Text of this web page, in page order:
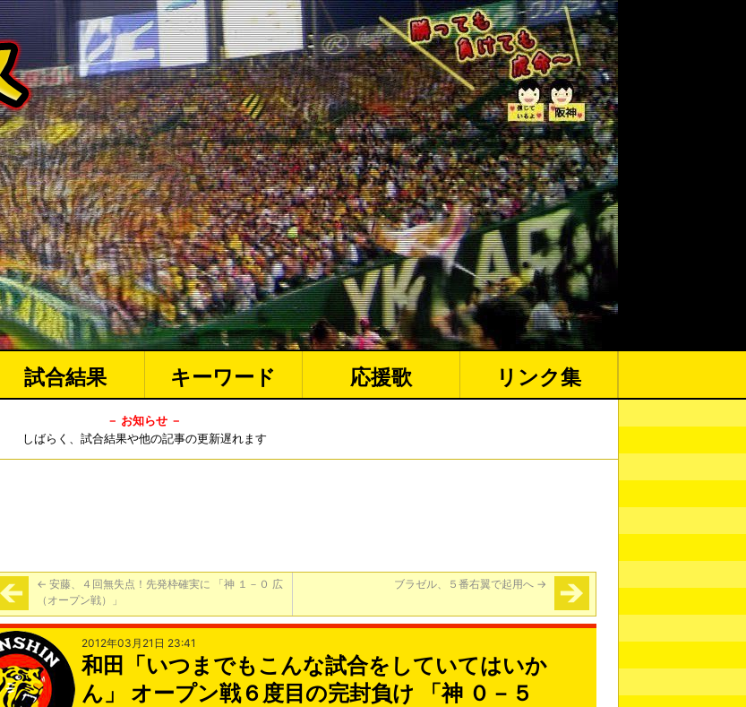
試合結果 キーワード 応援歌 リンク集
－ お知らせ －
しばらく、試合結果や他の記事の更新遅れます
← 安藤、４回無失点！先発枠確実に 「神 １－０ 広
（オープン戦）」
ブラゼル、５番右翼で起用へ →
2012年03月21日 23:41
和田「いつまでもこんな試合をしていてはいか
ん」 オープン戦６度目の完封負け 「神 ０－５